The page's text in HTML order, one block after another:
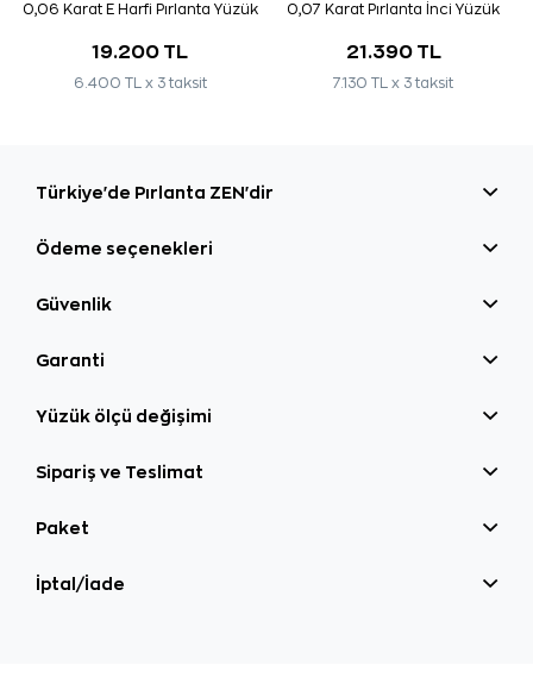
0,06 Karat E Harfi Pırlanta Yüzük
19.200 TL
6.400 TL x 3 taksit
0,07 Karat Pırlanta İnci Yüzük
21.390 TL
7.130 TL x 3 taksit
Türkiye'de Pırlanta ZEN'dir
Ödeme seçenekleri
Güvenlik
Garanti
Yüzük ölçü değişimi
Sipariş ve Teslimat
Paket
İptal/İade